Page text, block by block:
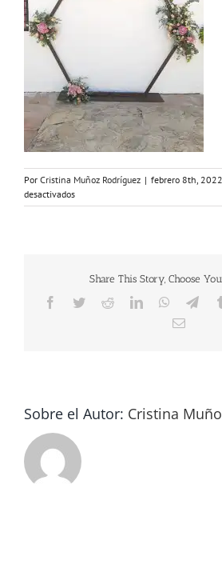
Por Cristina Muñoz Rodríguez | febrero 8th, 2022
desactivadosen
WhatsApp
(1)
Share This Story, Choose
Facebook
TwitterRedditLinkedIn
Correo
Sobre el Autor: Cristina